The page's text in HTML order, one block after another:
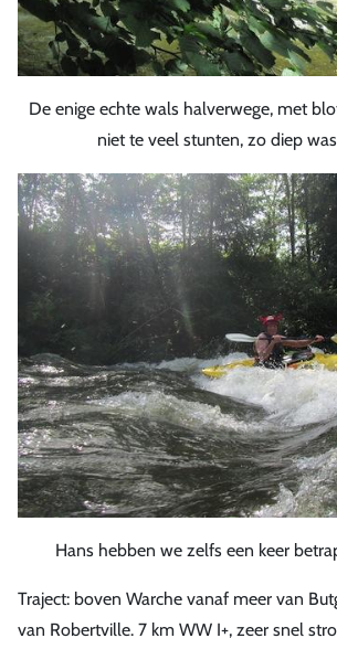
De enige echte wals halverwege, met
niet te veel stunten, zo diep
Hans hebben we zelfs een keer
Traject: boven Warche vanaf meer van
van Robertville. 7 km WW I+, zeer snel